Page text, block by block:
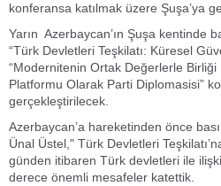
konferansa katılmak üzere Şuşa’ya
Yarın Azerbaycan’ın Şuşa kentinde
“Türk Devletleri Teşkilatı: Küresel
“Modernitenin Ortak Değerlerle Birliği
Platformu Olarak Parti Diplomasisi”
gerçekleştirilecek.
Azerbaycan’a hareketinden önce
Ünal Üstel," Türk Devletleri
günden itibaren Türk devletleri ile
derece önemli mesafeler katettik.